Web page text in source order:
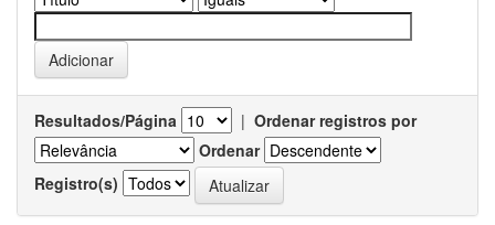
Resultados/Página | Ordenar registros por
Ordenar
Registro(s)